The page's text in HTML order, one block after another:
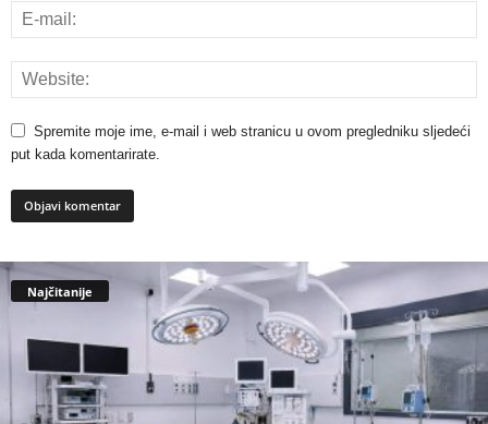
Spremite moje ime, e-mail i web stranicu u ovom pregledniku sljedeći
put kada komentarirate.
Najčitanije